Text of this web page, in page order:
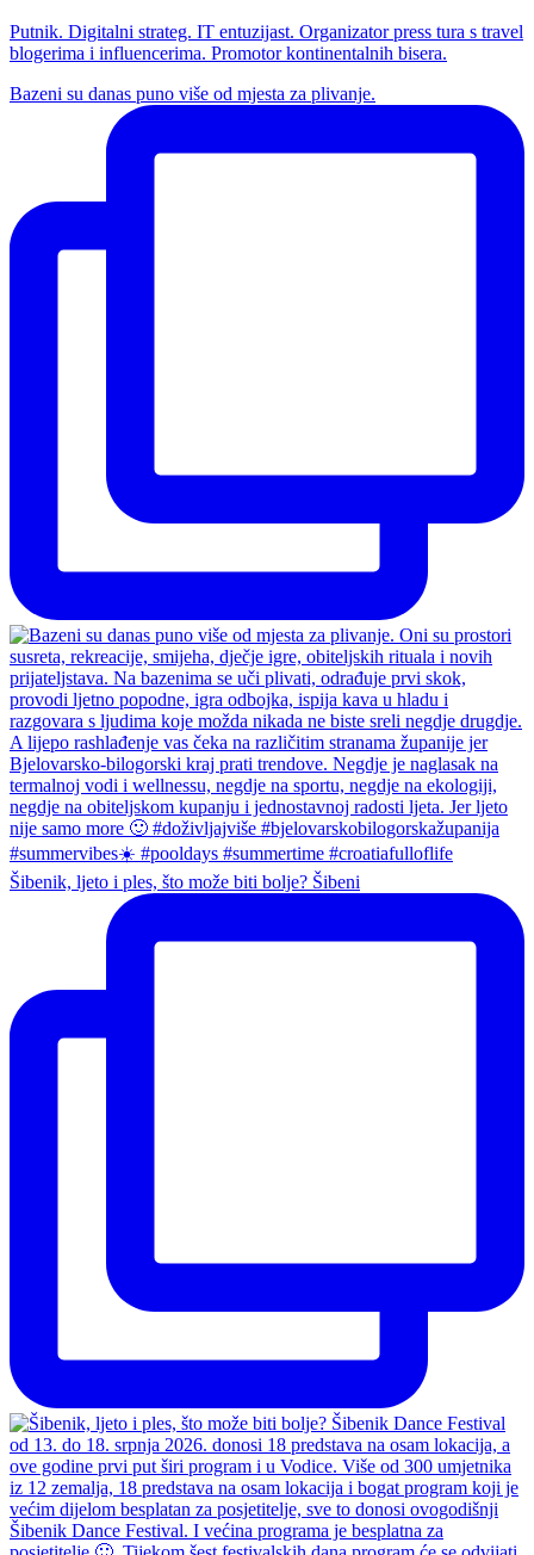
Putnik. Digitalni strateg. IT entuzijast. Organizator press tura s travel
blogerima i influencerima. Promotor kontinentalnih bisera.
Bazeni su danas puno više od mjesta za plivanje.
Šibenik, ljeto i ples, što može biti bolje? Šibeni